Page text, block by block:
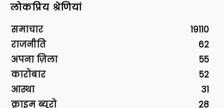
लोकप्रिय श्रेणियां
समाचार
19110
राजनीति
62
अपना ज़िला
55
कारोबार
52
आस्था
31
क्राइम ब्यूरो
28